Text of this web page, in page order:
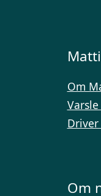
Om
Varsle
Om